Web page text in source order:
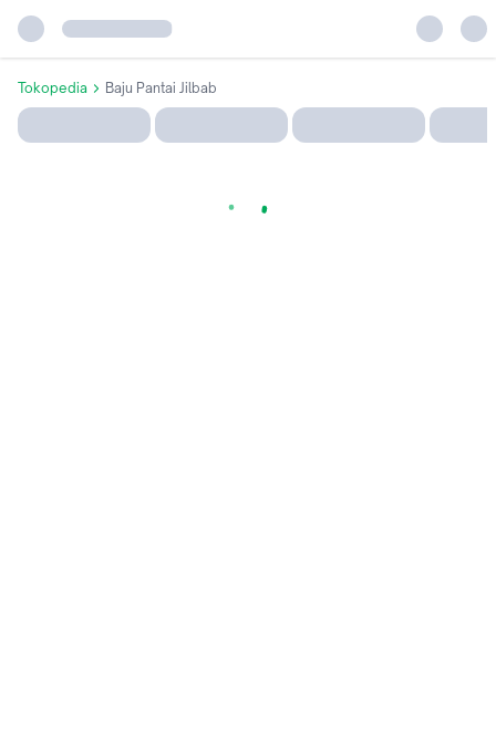
Tokopedia Baju Pantai Jilbab